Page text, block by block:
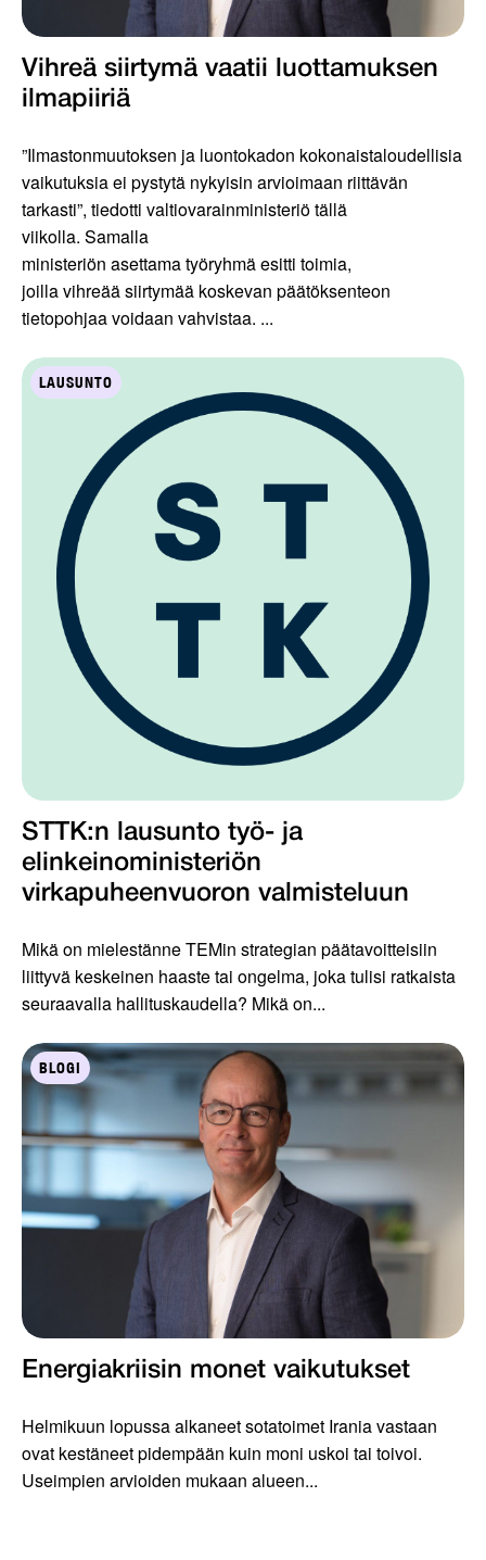
Vihreä siirtymä vaatii luottamuksen
ilmapiiriä
”Ilmastonmuutoksen ja luontokadon kokonaistaloudellisia
vaikutuksia ei pystytä nykyisin arvioimaan riittävän
tarkasti”, tiedotti valtiovarainministeriö tällä
viikolla. Samalla
ministeriön asettama työryhmä esitti toimia,
joilla vihreää siirtymää koskevan päätöksenteon
tietopohjaa voidaan vahvistaa. ...
LAUSUNTO
STTK:n lausunto työ- ja
elinkeinoministeriön
virkapuheenvuoron valmisteluun
Mikä on mielestänne TEMin strategian päätavoitteisiin
liittyvä keskeinen haaste tai ongelma, joka tulisi ratkaista
seuraavalla hallituskaudella? Mikä on...
BLOGI
Energiakriisin monet vaikutukset
Helmikuun lopussa alkaneet sotatoimet Irania vastaan
ovat kestäneet pidempään kuin moni uskoi tai toivoi.
Useimpien arvioiden mukaan alueen...